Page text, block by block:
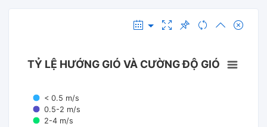
TỶ LỆ HƯỚNG GIÓ VÀ CƯỜNG ĐỘ GIÓ
< 0.5 m/s
0.5-2 m/s
2-4 m/s